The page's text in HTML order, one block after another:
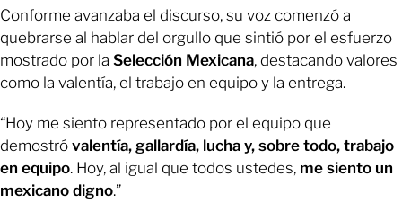
Conforme avanzaba el discurso, su voz comenzó a
quebrarse al hablar del orgullo que sintió por el esfuerzo
mostrado por la Selección Mexicana, destacando valores
como la valentía, el trabajo en equipo y la entrega.
“Hoy me siento representado por el equipo que
demostró valentía, gallardía, lucha y, sobre todo, trabajo
en equipo. Hoy, al igual que todos ustedes, me siento un
mexicano digno.”